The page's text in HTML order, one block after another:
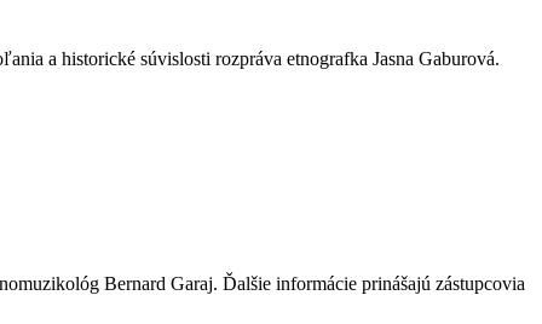
a historické súvislosti rozpráva etnografka Jasna Gaburová.
Bernard Garaj. Ďalšie informácie prinášajú zástupcovia